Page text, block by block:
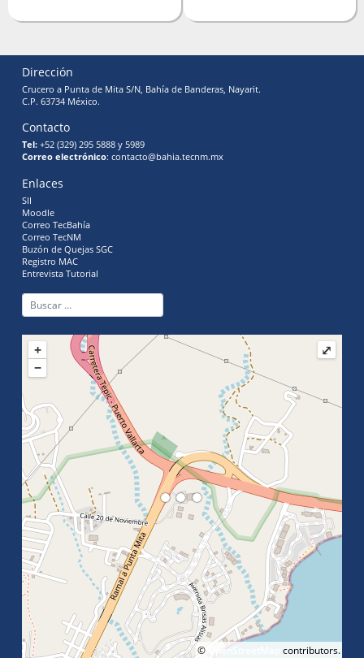
Dirección
Crucero a Punta de Mita S/N, Bahía de Banderas, Nayarit.
C.P. 63734 México.
Contacto
Tel: +52 (329) 295 5888 y 5989
Correo electrónico: contacto@bahia.tecnm.mx
Enlaces
SII
Moodle
Correo TecBahía
Correo TecNM
Buzón de Quejas SGC
Registro MAC
Entrevista Tutorial
+
−
© OpenStreetMap contributors.
⤢